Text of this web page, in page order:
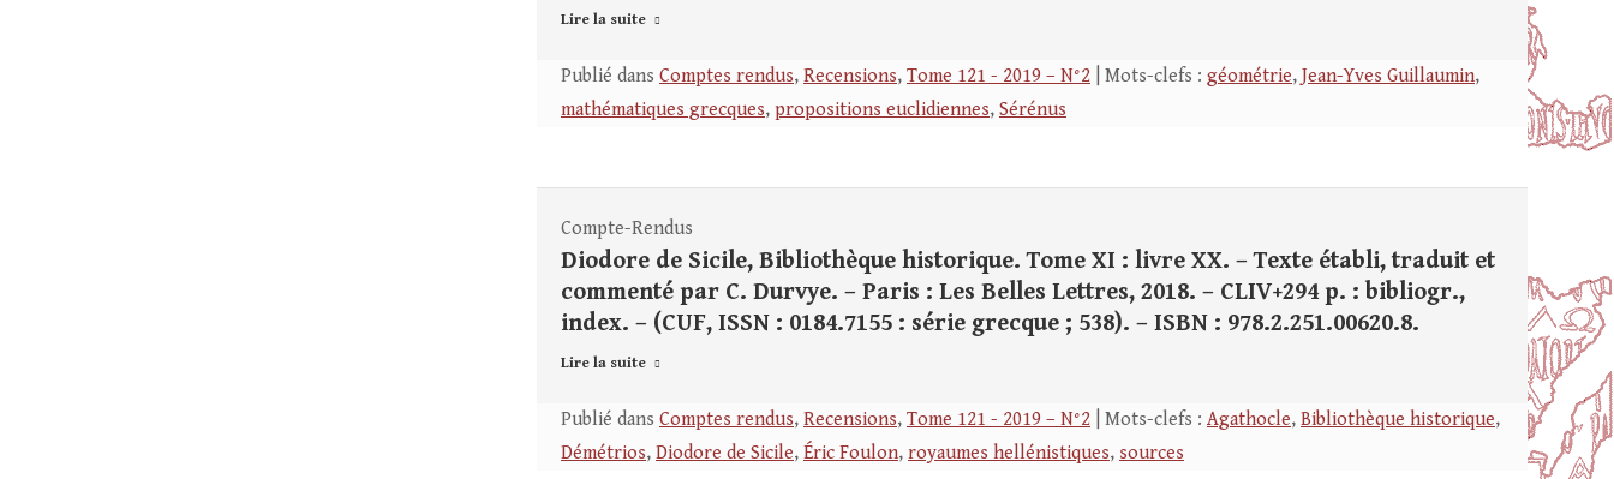
Lire la suite
Publié dans Comptes rendus, Recensions, Tome 121 - 2019 – N°2 | Mots-clefs : géométrie, Jean-Yves Guillaumin,
mathématiques grecques, propositions euclidiennes, Sérénus
Compte-Rendus
Diodore de Sicile, Bibliothèque historique. Tome XI : livre XX. – Texte établi, traduit et
commenté par C. Durvye. – Paris : Les Belles Lettres, 2018. – CLIV+294 p. : bibliogr.,
index. – (CUF, ISSN : 0184.7155 : série grecque ; 538). – ISBN : 978.2.251.00620.8.
Lire la suite
Publié dans Comptes rendus, Recensions, Tome 121 - 2019 – N°2 | Mots-clefs : Agathocle, Bibliothèque historique,
Démétrios, Diodore de Sicile, Éric Foulon, royaumes hellénistiques, sources